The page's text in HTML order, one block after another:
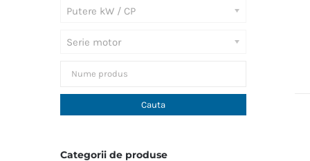
Putere kW / CP
Serie motor
Categorii de produse